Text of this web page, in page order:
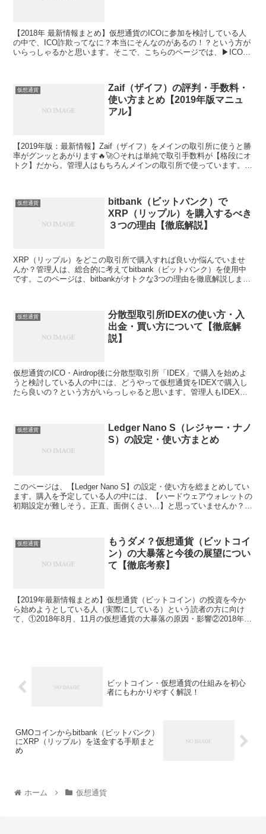
【2018年 最新情報まとめ】仮想通貨のICOに参加を検討している人
の中で、ICO詐欺ってなに？本当にそんなのがあるの！？という方が
いらっしゃるかと思います。そこで、こちらのページでは、▶ICO詐
仮想通貨
Zaif（ザイフ）の評判・手数料・
使い方まとめ【2019年版マニュ
アル】
【2019年版：最新情報】Zaif（ザイフ）をメインの取引所に使うと勝
率がグンッとあがります🔥🚀🌕それは単純で取引手数料が【格段にオ
トク】だから。管理人はもちろんメインの取引所で使っています。繰
上がります。このページは▶Zaifの情報を知りたい人に向けて、①会
社概要 ②マイナス手数料の凄さ ③Twitterの評判（口コミ） ④Zaifの
メリットとデメリット ⑤仮想通貨の購入方法（使い方） ⑥注意点を
仮想通貨
bitbank（ビットバンク）で
XRP（リップル）を購入するべき
３つの理由【徹底解説】
XRP（リップル）をどこの取引所で購入すれば良いか悩んでいませ
んか？管理人は、総合的に考えてbitbank（ビットバンク）を使用中
です。このページは、bitbankがオトクな3つの理由を徹底解説しま
仮想通貨
分散型取引所IDEXの使い方・入
出金・買い方について【徹底解
説】
仮想通貨のICO・Airdrop後に分散型取引所「IDEX」で購入を始めよ
うと検討している人の中には、どうやって仮想通貨をIDEXで購入し
たら良いの？という方がいらっしゃると思います。管理人もIDEXで
所IDEXで仮想通貨を購入する方法 ▶分散型取引所IDEXから仮想通
貨を送金する方法について、初心者の方にも分かりやすく説明をして
いきます。
仮想通貨
Ledger Nano S（レジャー・ナノ
S）の設定・使い方まとめ
このページは、【Ledger Nano S】の設定・使い方を総まとめしてい
ます。購入を予定している人の中には、【ハードウェアウォレットの
初期設定が難しそう。正直、面倒くさい…】と思っていませんか？前
て、▶Ledger Nano Sの使い方・注意点について、初期設定が不安な
初心者の方でもわかりやすいように総まとめしています。
仮想通貨
もうダメ？仮想通貨（ビットコイ
ン）の大暴落と今後の展望につい
て【徹底考察】
【2019年最新情報まとめ】仮想通貨（ビットコイン）の投資を今か
ら始めようとしている人（実際にしている）という読者の方に向け
て、①2018年8月、11月の仮想通貨の大暴落の原因・影響②2018年8
ビットコイン・仮想通貨の仕組みを初心
者にもわかりやすく解説！
GMOコインからbitbank（ビットバンク）
にXRP（リップル）を送金する手順まと
め
ホーム 仮想通貨